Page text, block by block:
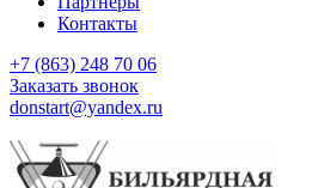
Контакты
+7 (863) 248 70 06
Заказать звонок
donstart@yandex.ru